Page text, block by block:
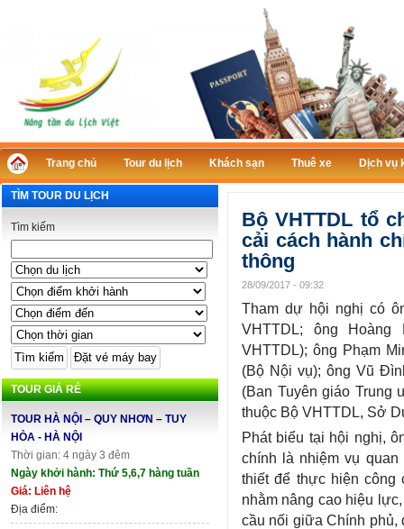
Trang chủ Tour du lịch Khách sạn Thuê xe Dịch vụ
TÌM TOUR DU LỊCH
Tìm kiếm
TOUR GIÁ RẺ
TOUR HÀ NỘI – QUY NHƠN – TUY
HÒA - HÀ NỘI
Thời gian: 4 ngày 3 đêm
Ngày khởi hành: Thứ 5,6,7 hàng tuần
Giá: Liên hệ
Địa điểm:
Bộ VHTTDL tổ
cải cách hành
thông
28/09/2017 - 09:32
Tham dự hội nghị có
VHTTDL; ông
VHTTDL); ông Phạm
(Bộ Nội vụ); ông Vũ
(Ban Tuyên giáo
thuộc Bộ VHTTDL, Sở
Phát biểu tại hội nghị,
chính là nhiệm vụ
thiết để thực hiện công
nhằm nâng cao hiệu
cầu nối giữa Chính